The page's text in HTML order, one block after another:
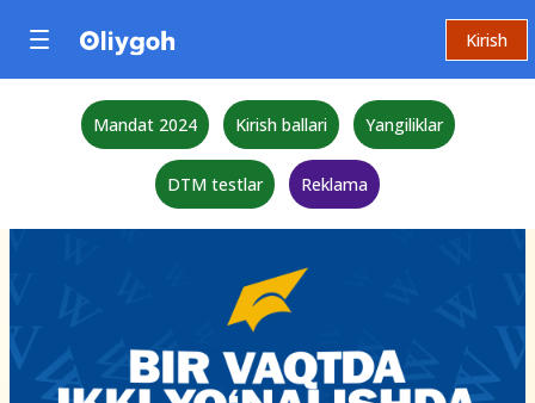
Kirish
Mandat 2024 Kirish ballari Yangiliklar
DTM testlar Reklama